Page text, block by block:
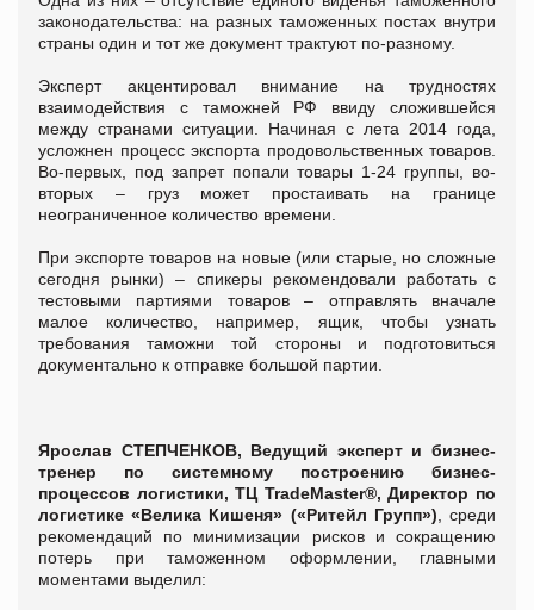
законодательства: на разных таможенных постах внутри
страны один и тот же документ трактуют по-разному.
Эксперт акцентировал внимание на трудностях
взаимодействия с таможней РФ ввиду сложившейся
между странами ситуации. Начиная с лета 2014 года,
усложнен процесс экспорта продовольственных товаров.
Во-первых, под запрет попали товары 1-24 группы, во-
вторых – груз может простаивать на границе
неограниченное количество времени.
При экспорте товаров на новые (или старые, но сложные
сегодня рынки) – спикеры рекомендовали работать с
тестовыми партиями товаров – отправлять вначале
малое количество, например, ящик, чтобы узнать
требования таможни той стороны и подготовиться
документально к отправке большой партии.
Ярослав СТЕПЧЕНКОВ, Ведущий эксперт и бизнес-
тренер по системному построению бизнес-
процессов логистики, ТЦ TradeMaster®, Директор по
логистике «Велика Кишеня» («Ритейл Групп») , среди
рекомендаций по минимизации рисков и сокращению
потерь при таможенном оформлении, главными
моментами выделил: